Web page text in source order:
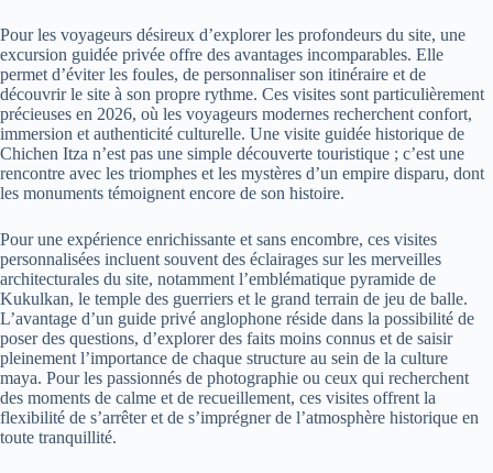
Pour les voyageurs désireux d’explorer les profondeurs du site, une
excursion guidée privée offre des avantages incomparables. Elle
permet d’éviter les foules, de personnaliser son itinéraire et de
découvrir le site à son propre rythme. Ces visites sont particulièrement
précieuses en 2026, où les voyageurs modernes recherchent confort,
immersion et authenticité culturelle. Une visite guidée historique de
Chichen Itza n’est pas une simple découverte touristique ; c’est une
rencontre avec les triomphes et les mystères d’un empire disparu, dont
les monuments témoignent encore de son histoire.
Pour une expérience enrichissante et sans encombre, ces visites
personnalisées incluent souvent des éclairages sur les merveilles
architecturales du site, notamment l’emblématique pyramide de
Kukulkan, le temple des guerriers et le grand terrain de jeu de balle.
L’avantage d’un guide privé anglophone réside dans la possibilité de
poser des questions, d’explorer des faits moins connus et de saisir
pleinement l’importance de chaque structure au sein de la culture
maya. Pour les passionnés de photographie ou ceux qui recherchent
des moments de calme et de recueillement, ces visites offrent la
flexibilité de s’arrêter et de s’imprégner de l’atmosphère historique en
toute tranquillité.